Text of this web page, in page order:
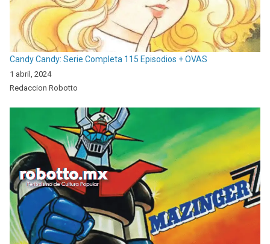
Candy Candy: Serie Completa 115 Episodios + OVAS
1 abril, 2024
Redaccion Robotto